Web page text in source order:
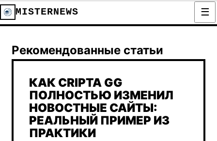
MISTERNEWS
MisterNews — Тема
Рекомендованные статьи
КАК CRIPTA GG
ПОЛНОСТЬЮ ИЗМЕНИЛ
НОВОСТНЫЕ САЙТЫ:
РЕАЛЬНЫЙ ПРИМЕР ИЗ
ПРАКТИКИ